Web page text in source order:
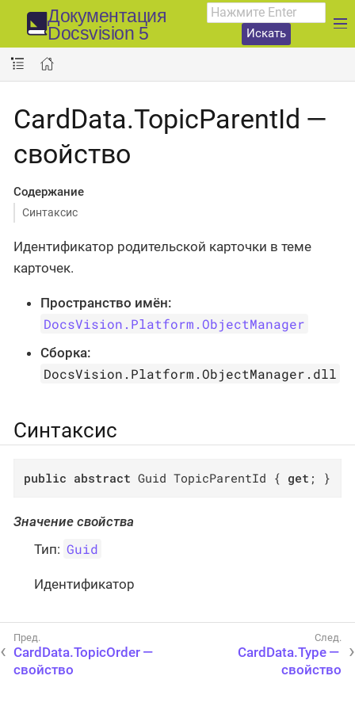
Документация
Docsvision 5
Искать
CardData.TopicParentId —
свойство
Содержание
Синтаксис
Идентификатор родительской карточки в теме
карточек.
Пространство имён:
DocsVision.Platform.ObjectManager
Сборка:
DocsVision.Platform.ObjectManager.dll
Синтаксис
public abstract Guid TopicParentId { get ; }
Значение свойства
Тип: Guid
Идентификатор
CardData.TopicOrder —
свойство
CardData.Type —
свойство